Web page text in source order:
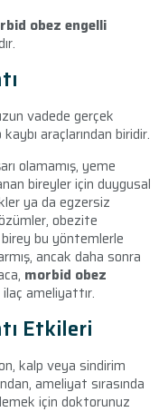
obez engelli
vadede gerçek
araçlarından biridir.
olamamış, yeme
bireyler için duygusal
ya da egzersiz
obezite
bu yöntemlerle
ancak daha sonra
morbid obez
ameliyattır.
Etkileri
kalp veya sindirim
ameliyat sırasında
için doktorunuz